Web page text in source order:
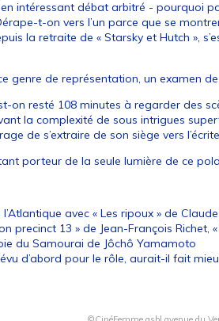
intéressant débat arbitré - pourquoi
t-on vers l’un parce que se
la retraite de « Starsky et Hutch »,
genre de représentation, un examen de
on resté 108 minutes à regarder des
la complexité de sous intrigues
de s’extraire de son siège vers
porteur de la seule lumière de ce
avec « Les ripoux » de
precinct 13 » de Jean-François Richet,
du Samourai de Jôchô Yamamoto
d’abord pour le rôle, aurait-il fait